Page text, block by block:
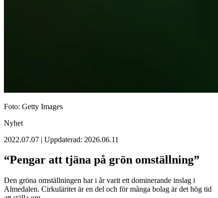
Foto: Getty Images
Nyhet
2022.07.07 | Uppdaterad: 2026.06.11
“Pengar att tjäna på grön omställning”
Den gröna omställningen har i år varit ett dominerande inslag i
Almedalen. Cirkuläritet är en del och för många bolag är det hög tid